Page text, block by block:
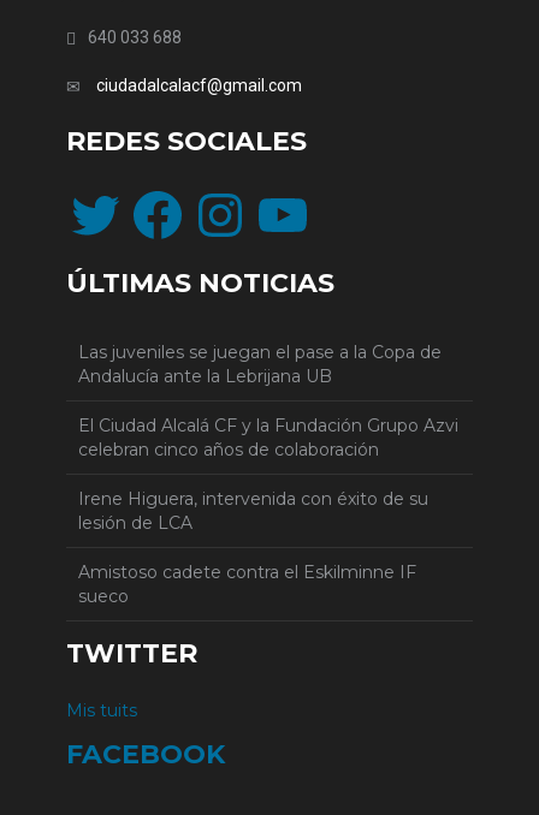
640 033 688
ciudadalcalacf@gmail.com
REDES SOCIALES
Twitter FacebookInstagramYouTube
ÚLTIMAS NOTICIAS
Las juveniles se juegan el pase a la Copa de
Andalucía ante la Lebrijana UB
El Ciudad Alcalá CF y la Fundación Grupo Azvi
celebran cinco años de colaboración
Irene Higuera, intervenida con éxito de su
lesión de LCA
Amistoso cadete contra el Eskilminne IF
sueco
TWITTER
Mis tuits
FACEBOOK